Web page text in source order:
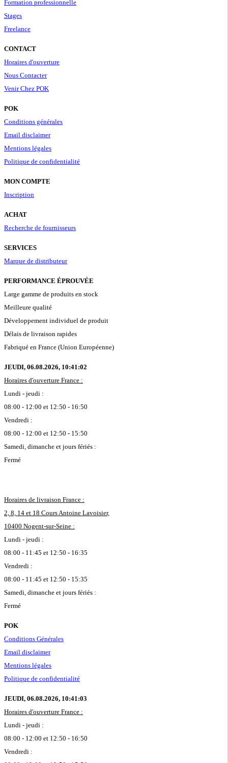
Formation professionnelle
Stages
Freelance
CONTACT
Horaires d'ouverture
Nous Contacter
Venir Chez POK
POK
Conditions générales
Email disclaimer
Mentions légales
Politique de confidentialité
MON COMPTE
Inscription
ACHAT
Recherche de fournisseurs
SERVICES
Marque de distributeur
PERFORMANCE ÉPROUVÉE
Large gamme de produits en stock
Meilleure qualité
Développement individuel de produit
Délais de livraison rapides
Fabriqué en France (Union Européenne)
JEUDI, 06.08.2026, 10:41:02
Horaires d'ouverture France :
Lundi - jeudi :
08:00 - 12:00 et 12:50 - 16:50
Vendredi :
08:00 - 12:00 et 12:50 - 15:50
Samedi, dimanche et jours fériés :
Fermé
Horaires de livraison France :
2, 8, 14 et 18 Cours Antoine Lavoisier,
10400 Nogent-sur-Seine :
Lundi - jeudi :
08:00 - 11:45 et 12:50 - 16:35
Vendredi :
08:00 - 11:45 et 12:50 - 15:35
Samedi, dimanche et jours fériés :
Fermé
POK
Conditions Générales
Email disclaimer
Mentions légales
Politique de confidentialité
JEUDI, 06.08.2026, 10:41:03
Horaires d'ouverture France :
Lundi - jeudi :
08:00 - 12:00 et 12:50 - 16:50
Vendredi :